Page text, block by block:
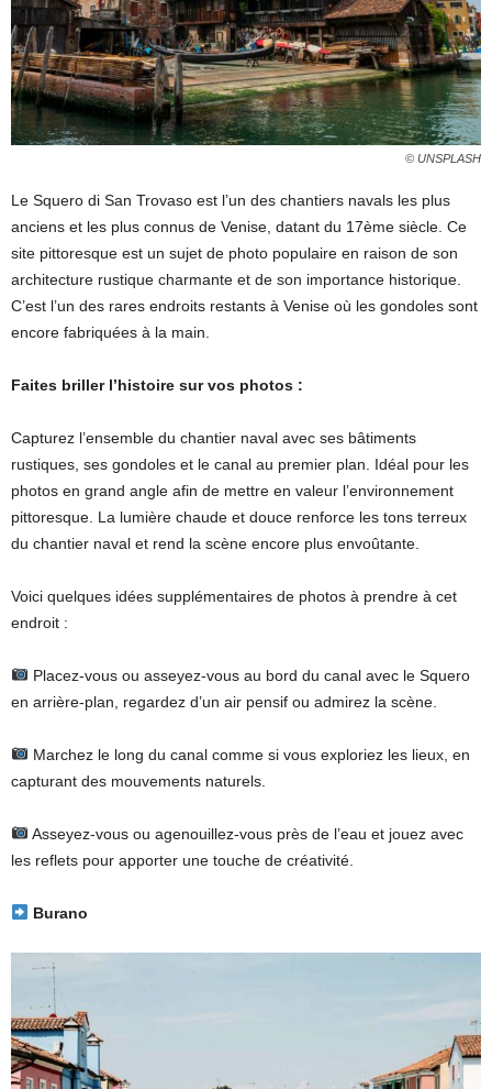
© UNSPLASH
Le Squero di San Trovaso est l’un des chantiers navals les plus
anciens et les plus connus de Venise, datant du 17ème siècle. Ce
site pittoresque est un sujet de photo populaire en raison de son
architecture rustique charmante et de son importance historique.
C’est l’un des rares endroits restants à Venise où les gondoles sont
encore fabriquées à la main.
Faites briller l’histoire sur vos photos :
Capturez l’ensemble du chantier naval avec ses bâtiments
rustiques, ses gondoles et le canal au premier plan. Idéal pour les
photos en grand angle afin de mettre en valeur l’environnement
pittoresque. La lumière chaude et douce renforce les tons terreux
du chantier naval et rend la scène encore plus envoûtante.
Voici quelques idées supplémentaires de photos à prendre à cet
endroit :
Placez-vous ou asseyez-vous au bord du canal avec le Squero
en arrière-plan, regardez d’un air pensif ou admirez la scène.
Marchez le long du canal comme si vous exploriez les lieux, en
capturant des mouvements naturels.
Asseyez-vous ou agenouillez-vous près de l’eau et jouez avec
les reflets pour apporter une touche de créativité.
Burano